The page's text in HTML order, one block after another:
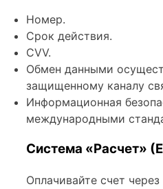
Номер.
Срок действия.
CVV.
Обмен данными
защищенному каналу
Информационная
международными
Система «Расчет»
Оплачивайте счет